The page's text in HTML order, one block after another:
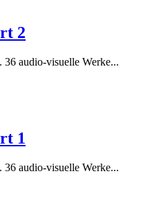
2
audio-visuelle Werke...
1
audio-visuelle Werke...